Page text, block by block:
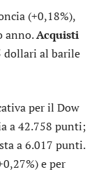
(+0,18%),
anno.Acquisti
dollari al barile
per il Dow
a 42.758 punti;
a 6.017 punti.
e per